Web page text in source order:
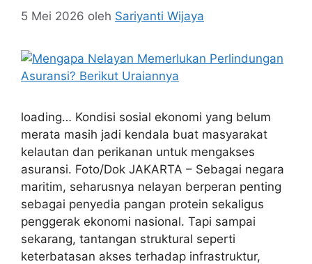
5 Mei 2026 oleh Sariyanti Wijaya
loading… Kondisi sosial ekonomi yang belum
merata masih jadi kendala buat masyarakat
kelautan dan perikanan untuk mengakses
asuransi. Foto/Dok JAKARTA – Sebagai negara
maritim, seharusnya nelayan berperan penting
sebagai penyedia pangan protein sekaligus
penggerak ekonomi nasional. Tapi sampai
sekarang, tantangan struktural seperti
keterbatasan akses terhadap infrastruktur,